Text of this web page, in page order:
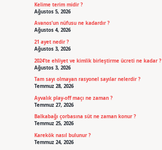
Kelime terim midir ?
Ağustos 5, 2026
Avanos’un nüfusu ne kadardır ?
Ağustos 4, 2026
21 ayet nedir ?
Ağustos 3, 2026
2024’te ehliyet ve kimlik birleştirme ücreti ne kadar ?
Ağustos 3, 2026
Tam sayı olmayan rasyonel sayılar nelerdir ?
Temmuz 28, 2026
Ayvalık play-off maçı ne zaman ?
Temmuz 27, 2026
Balkabağı çorbasına süt ne zaman konur ?
Temmuz 25, 2026
Karekök nasıl bulunur ?
Temmuz 24, 2026